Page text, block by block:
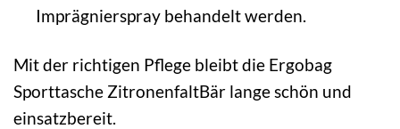
Imprägnierspray behandelt werden.
Mit der richtigen Pflege bleibt die Ergobag
Sporttasche ZitronenfaltBär lange schön und
einsatzbereit.